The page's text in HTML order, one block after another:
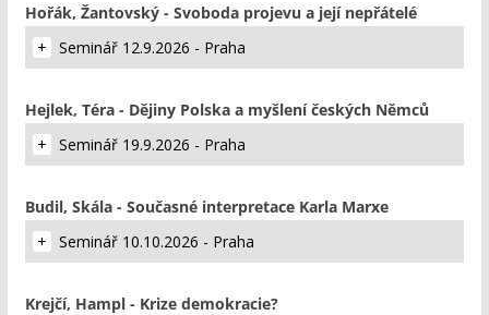
Hořák, Žantovský - Svoboda projevu a její nepřátelé
Seminář 12.9.2026 - Praha
Hejlek, Téra - Dějiny Polska a myšlení českých Němců
Seminář 19.9.2026 - Praha
Budil, Skála - Současné interpretace Karla Marxe
Seminář 10.10.2026 - Praha
Krejčí, Hampl - Krize demokracie?